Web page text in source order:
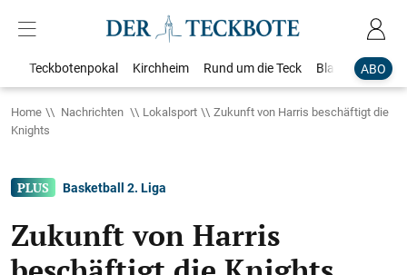
ABO
Teckbotenpokal Kirchheim Rund um die Teck Blaulicht
Home Nachrichten Lokalsport
Zukunft von Harris beschäftigt die
Knights
Basketball 2. Liga
Zukunft von Harris